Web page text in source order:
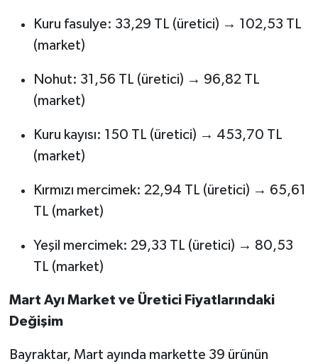
Kuru fasulye: 33,29 TL (üretici) → 102,53 TL
(market)
Nohut: 31,56 TL (üretici) → 96,82 TL
(market)
Kuru kayısı: 150 TL (üretici) → 453,70 TL
(market)
Kırmızı mercimek: 22,94 TL (üretici) → 65,61
TL (market)
Yeşil mercimek: 29,33 TL (üretici) → 80,53
TL (market)
Mart Ayı Market ve Üretici Fiyatlarındaki
Değişim
Bayraktar, Mart ayında markette 39 ürünün